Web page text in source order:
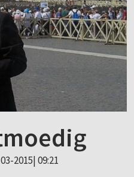
2015| 09:21